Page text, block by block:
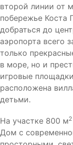
второй линии от
побережье Коста
добраться до
аэропорта всего
только
в море, но и
игровые
расположена
детьми.
На участке 800 м2
Дом с